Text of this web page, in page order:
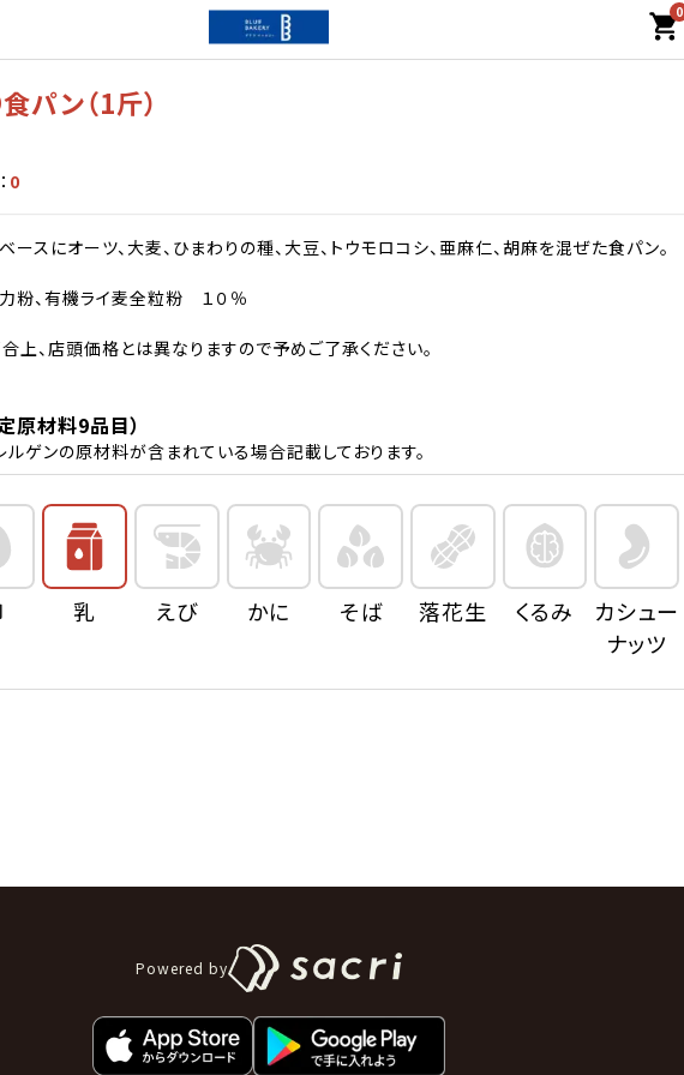
0
パン（1斤）
0
スにオーツ、大麦、ひまわりの種、大豆、トウモロコシ、亜麻仁、胡麻を混ぜた食パン。
粉、有機ライ麦全粒粉 １０％
、店頭価格とは異なりますので予めご了承ください。
原材料9品目）
ルゲンの原材料が含まれている場合記載しております。
乳 えび かに そば 落花生 くるみ
カシュー
ナッツ
Powered by